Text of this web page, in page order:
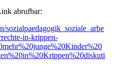
abrufbar:
sozialpaedagogik_soziale_arbe
in-krippen-